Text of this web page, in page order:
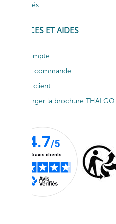
Actualités
SERVICES ET AIDES
Mon compte
Suivi de commande
Service client
Télécharger la brochure THALGO